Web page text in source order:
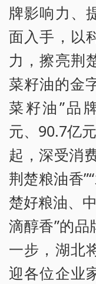
牌影响力、
面入手，以
力，擦亮荆
菜籽油的金
菜籽油”品
元、90.7亿
起，深受消
荆楚粮油香
楚好粮油、
滴醇香”的
一步，湖北
迎各位企业